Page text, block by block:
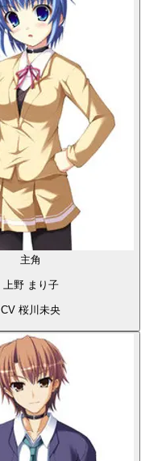
主角
上野 まり子
CV 桜川未央